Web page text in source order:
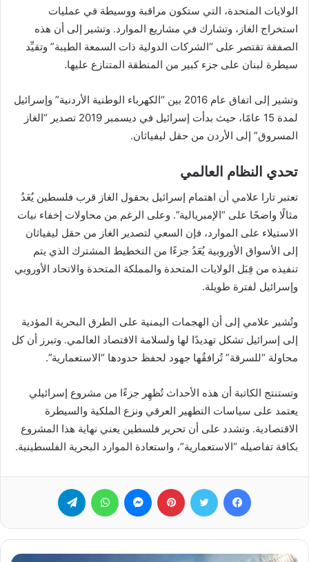
الولايات المتحدة، التي ستكون مراقبة ووسيطة في عمليات
استخراج الغاز، وتشارك في مشاريع الموارد. وتشير إلى أن هذه
الصفقة تقتصر على “الشركات الدولية ذات السمعة الطيبة” وتقيِّد
سيطرة لبنان على جزء كبير من المنطقة المتنازع عليها.
وتشير إلى اتفاق عام 2016 بين “الكهرباء الوطنية الأردنية” وإسرائيل
لمدة 15 عامًا، حيث بدأت إسرائيل في ديسمبر 2019 تصدير “الغاز
المسروق” إلى الأردن من حقل ليفياثان.
تحدي النظام العالمي
تعتبر تارا علامي أن اهتمام إسرائيل بحقول الغاز قرب فلسطين يُعَدُ
مثالًا واضحًا على “الإمبريالية”. وعلى الرغم من محاولات إخفاء نيات
الاستيلاء على الموارد، فإن السعي لتصدير الغاز من حقل ليفياثان
إلى الأسواق الأوروبية يُعَدُ جزءًا من التخطيط المشترك الذي يتم
تنفيذه من قِبَل الولايات المتحدة والمملكة المتحدة والاتحاد الأوروبي
وإسرائيل لفترة طويلة.
وتُشير علامي إلى أن الهجمات اليمنية على الطرق البحرية المؤدية
إلى إسرائيل تشكل تهديدًا لها ولسلامة الاقتصاد العالمي. وتبرز أن كل
محاولة “للسرقة” تُرافقُها جهود لحفظ حدودها “الاستعمارية”.
وتستنتج الكاتبة أن هذه الأحداث تُظهِر جزءًا من مشروع إسرائيلي
يعتمد على سياسات التطهير العرقي ونزع الملكية والسيطرة
الاقتصادية. وتشدد على أن تحرير فلسطين يعني نهاية هذا المشروع
بكافة تفاصيله “الاستعمارية”، واستعادة الموارد البحرية الفلسطينية.
فيسبوك تويتر بينتيريست ماسنجر واتساب